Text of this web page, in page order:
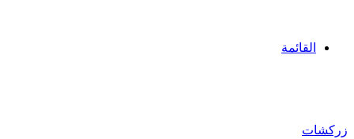
القائمة
زركشات